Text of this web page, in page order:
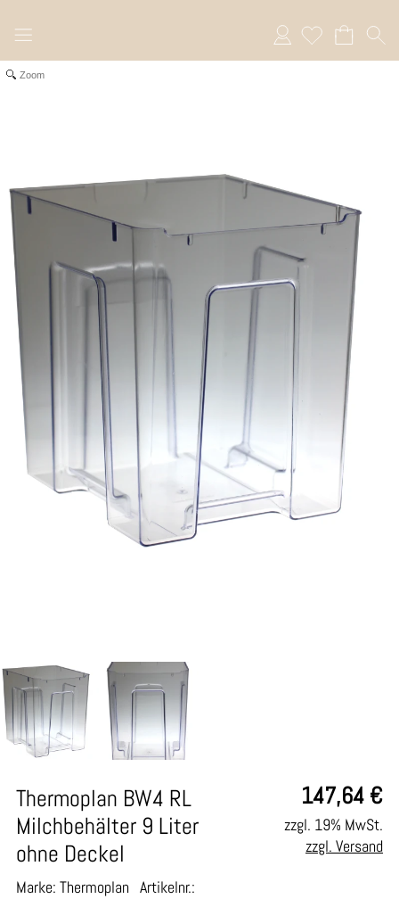
Anmelden
Zoom
147,64 €
Thermoplan BW4 RL
Milchbehälter 9 Liter
ohne Deckel
Marke: Thermoplan Artikelnr.:
zzgl. 19% MwSt.
zzgl. Versand